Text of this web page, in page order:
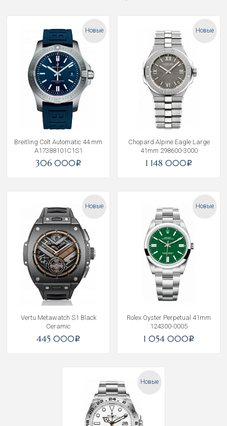
Новые
Breitling Colt Automatic 44 mm
A17388101C1S1
306 000i
Новые
Chopard Alpine Eagle Large
41mm 298600-3000
1 148 000i
Новые
Vertu Metawatch S1 Black
Ceramic
445 000i
Новые
Rolex Oyster Perpetual 41mm
124300-0005
1 054 000i
Новые